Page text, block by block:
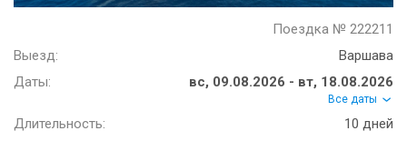
Поездка № 222211
Выезд:
Варшава
Даты:
вс, 09.08.2026 - вт, 18.08.2026
Все даты
Длительность:
10 дней